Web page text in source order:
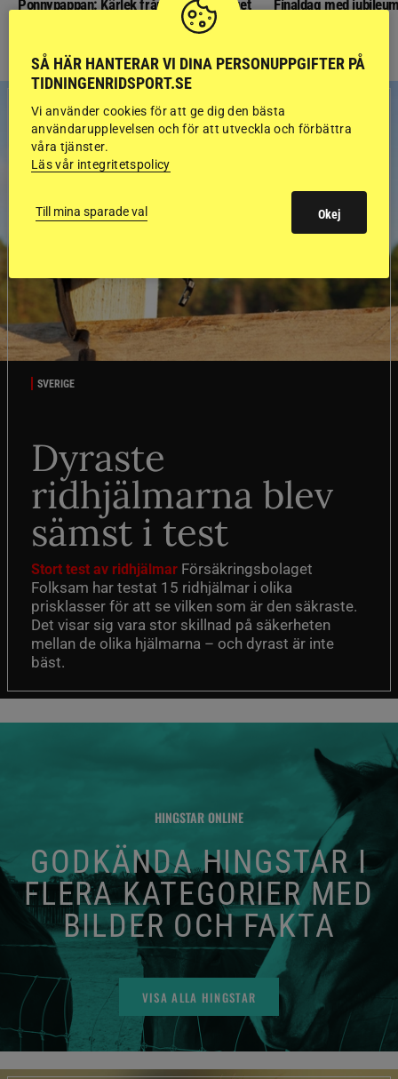
Ponnypappan: Kärlek från första gnägget Finaldag med
SVERIGE
Dyraste
ridhjälmarna blev
sämst i test
Stort test av ridhjälmar Försäkringsbolaget
Folksam har testat 15 ridhjälmar i olika
prisklasser för att se vilken som är den säkraste.
Det visar sig vara stor skillnad på säkerheten
mellan de olika hjälmarna – och dyrast är inte
bäst.
HINGSTAR ONLINE
GODKÄNDA HINGSTAR I
FLERA KATEGORIER MED
BILDER OCH FAKTA
VISA ALLA HINGSTAR
SÅ HÄR HANTERAR VI DINA PERSONUPPGIFTER PÅ
TIDNINGENRIDSPORT.SE
Vi använder cookies för att ge dig den bästa
användarupplevelsen och för att utveckla och förbättra
våra tjänster.
Läs vår integritetspolicy
Till mina sparade val Okej